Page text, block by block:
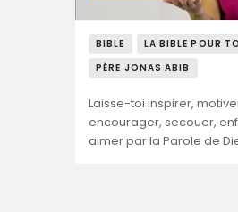
BIBLE
LA BIBLE POUR
PÈRE JONAS ABIB
Laisse-toi inspirer,
encourager, secouer,
aimer par la Parole de